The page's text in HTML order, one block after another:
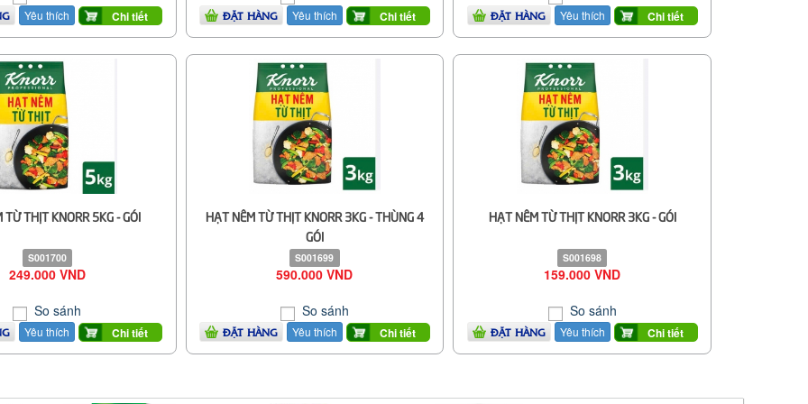
Yêu thích Chi tiết ĐẶT HÀNG Yêu thích Chi tiết ĐẶT HÀNG Yêu thích Chi tiết
TỪ THỊT KNORR 5KG - GÓI
S001700
249.000 VND
So sánh
Yêu thích Chi tiết
HẠT NÊM TỪ THỊT KNORR 3KG - THÙNG 4
GÓI
S001699
590.000 VND
So sánh
ĐẶT HÀNG Yêu thích Chi tiết
HẠT NÊM TỪ THỊT KNORR 3KG - GÓI
S001698
159.000 VND
So sánh
ĐẶT HÀNG Yêu thích Chi tiết